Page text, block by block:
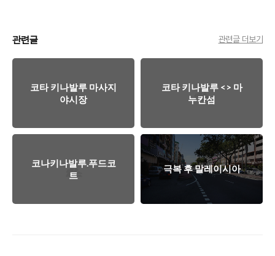
관련글 관련글 더보기
코타 키나발루 마사지
야시장
코타 키나발루 <> 마
누칸섬
코나키나발루.푸드코
트
극복 후 말레이시아